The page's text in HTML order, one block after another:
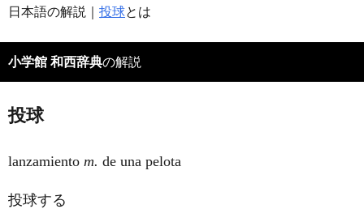
日本語の解説｜ 投球とは
小学館 和西辞典の解説
投球
lanzamiento m. de una pelota
投球する